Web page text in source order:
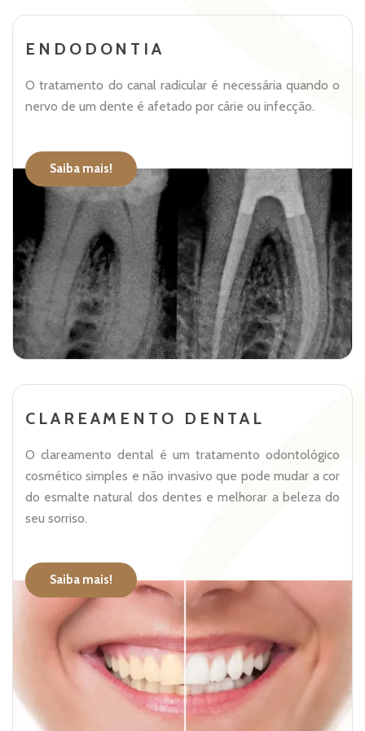
ENDODONTIA
O tratamento do canal radicular é necessária quando o
nervo de um dente é afetado por cárie ou infecção.
Saiba mais!
CLAREAMENTO DENTAL
O clareamento dental é um tratamento odontológico
cosmético simples e não invasivo que pode mudar a cor
do esmalte natural dos dentes e melhorar a beleza do
seu sorriso.
Saiba mais!